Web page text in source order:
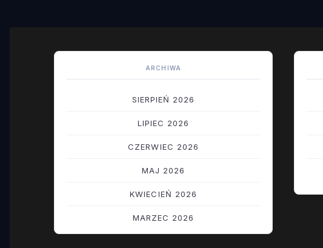
ARCHIWA
SIERPIEŃ 2026
LIPIEC 2026
CZERWIEC 2026
MAJ 2026
KWIECIEŃ 2026
MARZEC 2026